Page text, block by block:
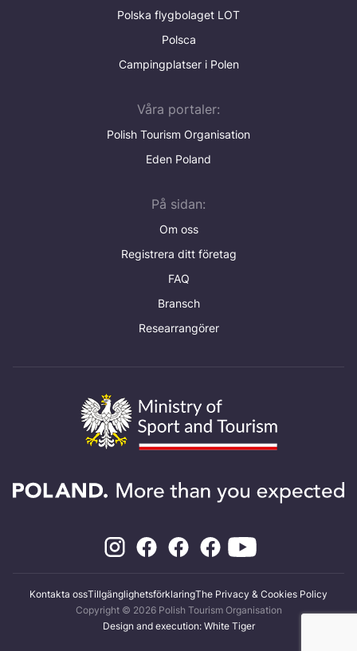
Polska flygbolaget LOT
Polsca
Campingplatser i Polen
Våra portaler:
Polish Tourism Organisation
Eden Poland
På sidan:
Om oss
Registrera ditt företag
FAQ
Bransch
Researrangörer
Kontakta ossTillgänglighetsförklaringThe Privacy & Cookies Policy
Copyright © 2026 Polish Tourism Organisation
Design and execution: White Tiger